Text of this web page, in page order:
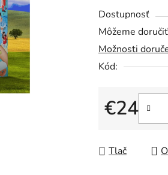
Dostupnosť
Môžeme
Možnosti
Kód:
€24
Jednotková
Tlač